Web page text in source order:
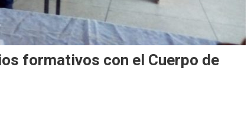
formativos con el Cuerpo de